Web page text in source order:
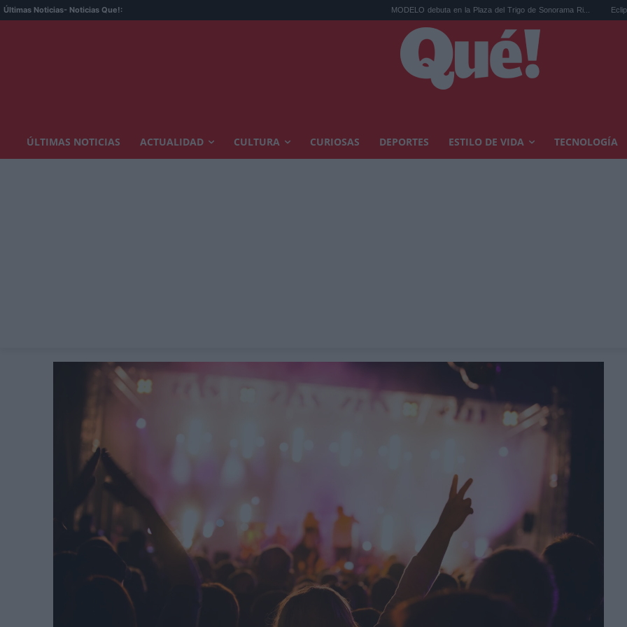
Últimas Noticias- Noticias Que!: MODELO debuta en la Plaza del Trigo de Sonorama Ri... Eclipse solar en
ÚLTIMAS NOTICIAS ACTUALIDAD CULTURA CURIOSAS DEPORTES ESTILO DE VIDA TECNOLOGÍA